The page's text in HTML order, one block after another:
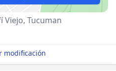
Viejo, Tucuman
modificación